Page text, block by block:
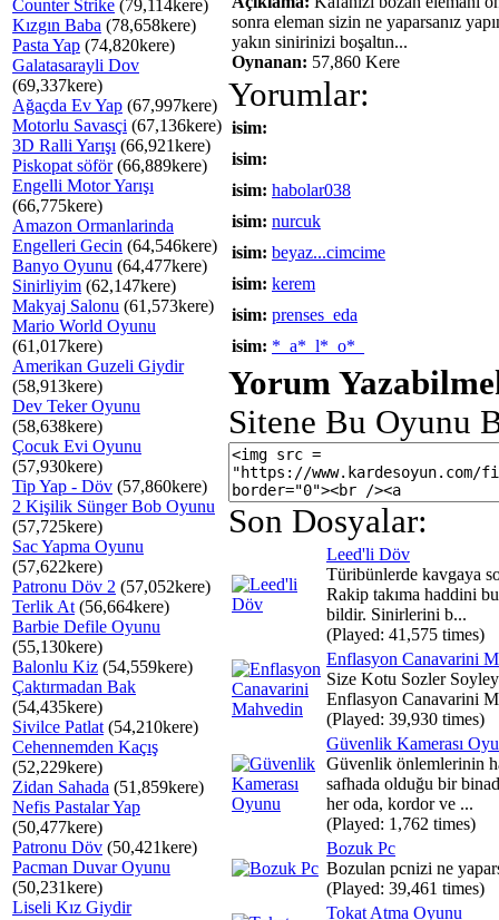
Counter Strike (79,114kere)
Kızgın Baba (78,658kere)
Pasta Yap (74,820kere)
Galatasarayli Dov
(69,337kere)
Ağaçda Ev Yap (67,997kere)
Motorlu Savasçi (67,136kere)
3D Ralli Yarışı (66,921kere)
Piskopat söför(66,889kere)
Engelli Motor Yarışı
(66,775kere)
Amazon Ormanlarinda
Engelleri Gecin (64,546kere)
Banyo Oyunu (64,477kere)
Sinirliyim (62,147kere)
Makyaj Salonu (61,573kere)
Mario World Oyunu
(61,017kere)
Amerikan Guzeli Giydir
(58,913kere)
Dev Teker Oyunu
(58,638kere)
Çocuk Evi Oyunu
(57,930kere)
Tip Yap - Döv (57,860kere)
2 Kişilik Sünger Bob Oyunu
(57,725kere)
Sac Yapma Oyunu
(57,622kere)
Patronu Döv 2 (57,052kere)
Terlik At (56,664kere)
Barbie Defile Oyunu
(55,130kere)
Balonlu Kiz (54,559kere)
Çaktırmadan Bak
(54,435kere)
Sivilce Patlat (54,210kere)
Cehennemden Kaçış
(52,229kere)
Zidan Sahada (51,859kere)
Nefis Pastalar Yap
(50,477kere)
Patronu Döv (50,421kere)
Pacman Duvar Oyunu
(50,231kere)
Liseli Kız Giydir
sonra eleman sizin ne yaparsanız
yakın sinirinizi boşaltın...
Oynanan: 57,860 Kere
Yorumlar:
isim:
isim:
isim: habolar038
isim: nurcuk
isim: beyaz...cimcime
isim: kerem
isim: prenses_eda
isim: *_a*_l*_o*_
Yorum
Sitene Bu Oyunu
Son Dosyalar:
Leed'li Döv
Türibünlerde kavgaya
Rakip takıma haddini
bildir. Sinirlerini b...
(Played: 41,575 times)
Enflasyon Canavarini
Size Kotu Sozler
Enflasyon Canavarini
(Played: 39,930 times)
Güvenlik Kamerası
Güvenlik önlemlerinin
safhada olduğu bir
her oda, kordor ve ...
(Played: 1,762 times)
Bozuk Pc
Bozulan pcnizi ne
(Played: 39,461 times)
Tokat Atma Oyunu